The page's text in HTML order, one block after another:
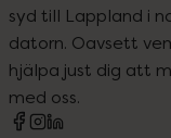
syd till Lappland i
datorn. Oavsett
hjälpa just dig att
med oss.